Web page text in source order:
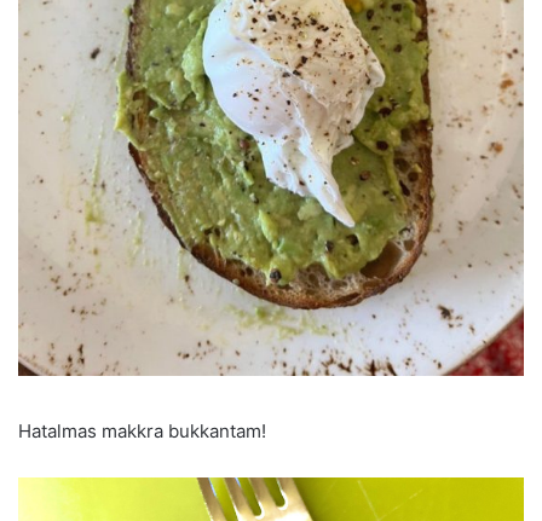
Hatalmas makkra bukkantam!